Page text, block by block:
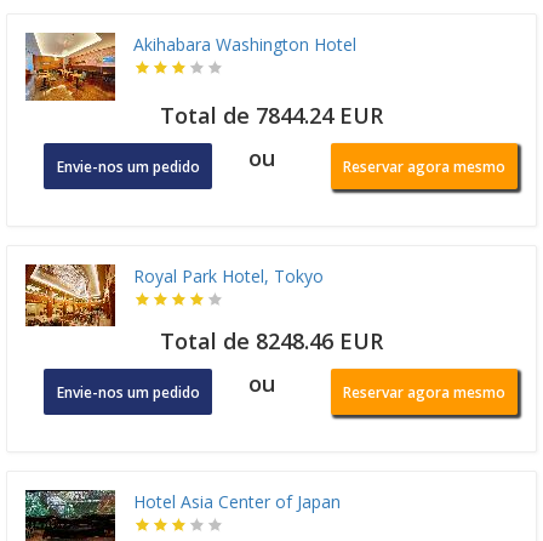
Akihabara Washington Hotel
Total de 7844.24 EUR
Envie-nos um pedido ou Reservar agora mesmo
Royal Park Hotel, Tokyo
Total de 8248.46 EUR
Envie-nos um pedido ou Reservar agora mesmo
Hotel Asia Center of Japan